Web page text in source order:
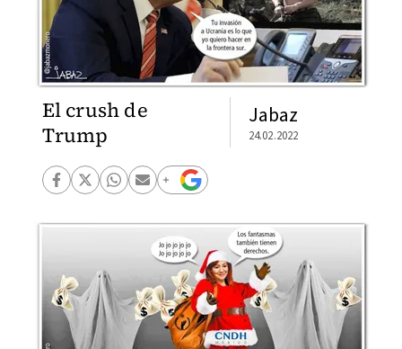
El crush de
Trump
Jabaz
24.02.2022